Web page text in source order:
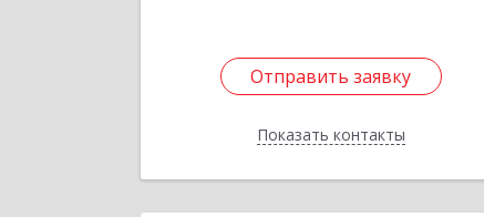
Отправить заявку
Показать контакты
Отправить заявку
Назад